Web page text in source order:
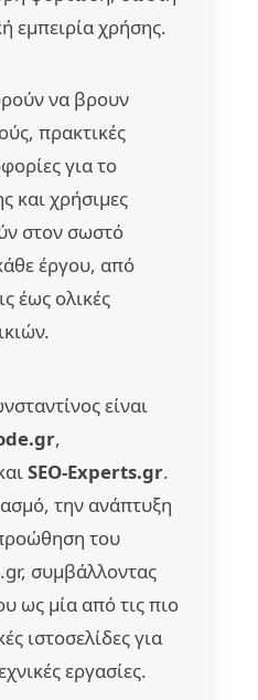
εμπειρία χρήσης.
να βρουν
πρακτικές
για το
και χρήσιμες
στον σωστό
έργου, από
έως ολικές
είναι
,
SEO-Experts.gr.
την ανάπτυξη
του
συμβάλλοντας
ως μία από τις πιο
ιστοσελίδες για
εργασίες.